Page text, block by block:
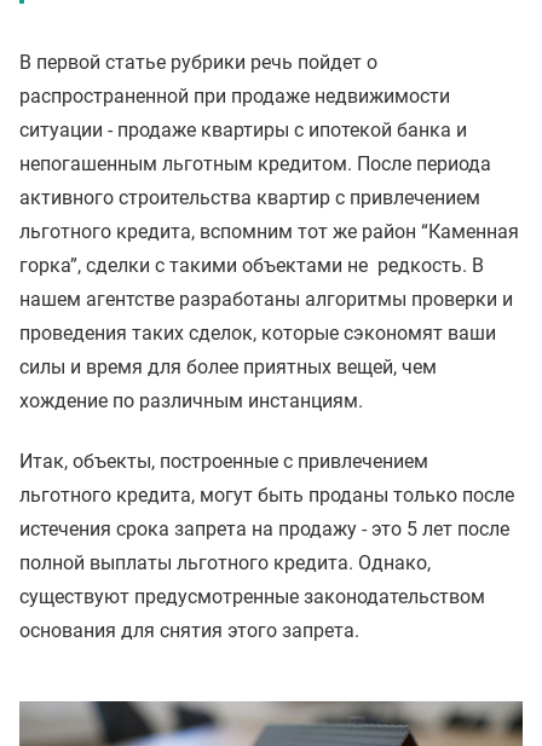
В первой статье рубрики речь пойдет о
распространенной при продаже недвижимости
ситуации - продаже квартиры с ипотекой банка и
непогашенным льготным кредитом. После периода
активного строительства квартир с привлечением
льготного кредита, вспомним тот же район “Каменная
горка”, сделки с такими объектами не редкость. В
нашем агентстве разработаны алгоритмы проверки и
проведения таких сделок, которые сэкономят ваши
силы и время для более приятных вещей, чем
хождение по различным инстанциям.
Итак, объекты, построенные с привлечением
льготного кредита, могут быть проданы только после
истечения срока запрета на продажу - это 5 лет после
полной выплаты льготного кредита. Однако,
существуют предусмотренные законодательством
основания для снятия этого запрета.